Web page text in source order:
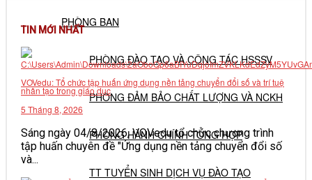
PHÒNG BAN
PHÒNG ĐÀO TẠO VÀ CÔNG TÁC HSSSV
PHÒNG ĐẢM BẢO CHẤT LƯỢNG VÀ NCKH
PHÒNG HÀNH CHÍNH TỔNG HỢP
TT TUYỂN SINH DỊCH VỤ ĐÀO TẠO
TIN MỚI NHẤT
VOVedu: Tổ chức tập huấn ứng dụng nền tảng chuyển đổi số và trí tuệ
nhân tạo trong giáo dục
5 Tháng 8, 2026
Sáng ngày 04/8/2026, VOVedu tổ chức chương trình
tập huấn chuyên đề "Ứng dụng nền tảng chuyển đổi số
và...